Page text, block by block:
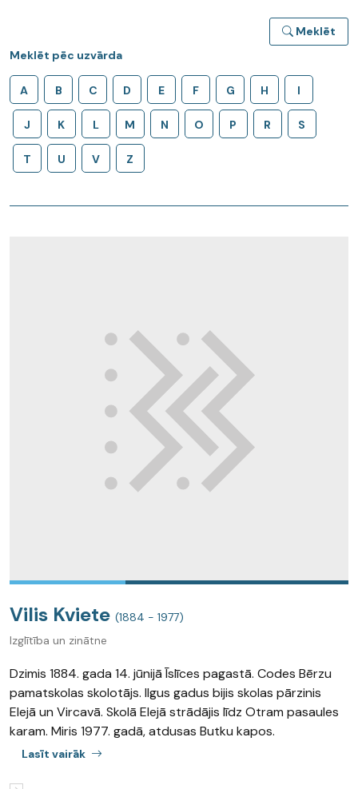
Meklēt
Meklēt pēc uzvārda
A B C D E F G H I
J K L M N O P R S
T U V Z
Vilis Kviete (1884 - 1977)
Izglītība un zinātne
Dzimis 1884. gada 14. jūnijā Īslīces pagastā. Codes Bērzu
pamatskolas skolotājs. Ilgus gadus bijis skolas pārzinis
Elejā un Vircavā. Skolā Elejā strādājis līdz Otram pasaules
karam. Miris 1977. gadā, atdusas Butku kapos.
Lasīt vairāk